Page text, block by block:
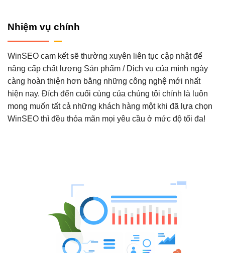
Nhiệm vụ chính
WinSEO cam kết sẽ thường xuyên liên tục cập nhật để
nâng cấp chất lượng Sản phẩm / Dịch vụ của mình ngày
càng hoàn thiện hơn bằng những công nghệ mới nhất
hiện nay. Đích đến cuối cùng của chúng tôi chính là luôn
mong muốn tất cả những khách hàng một khi đã lựa chọn
WinSEO thì đều thỏa mãn mọi yêu cầu ở mức độ tối đa!